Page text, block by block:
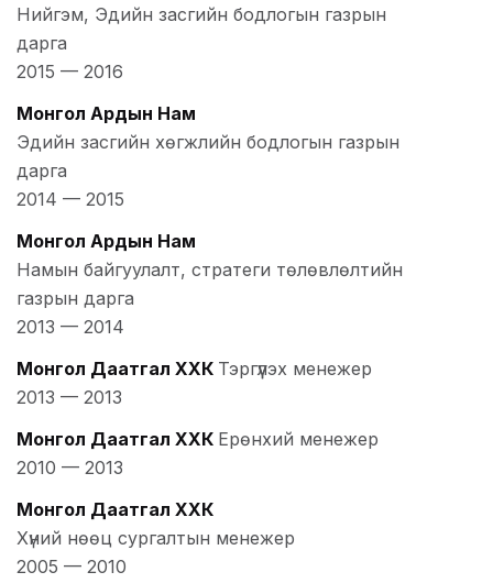
Нийгэм, Эдийн засгийн бодлогын газрын
дарга
2015 — 2016
Монгол Ардын Нам
Эдийн засгийн хөгжлийн бодлогын газрын
дарга
2014 — 2015
Монгол Ардын Нам
Намын байгуулалт, стратеги төлөвлөлтийн
газрын дарга
2013 — 2014
Монгол Даатгал ХХК Тэргүүлэх менежер
2013 — 2013
Монгол Даатгал ХХК Ерөнхий менежер
2010 — 2013
Монгол Даатгал ХХК
Хүний нөөц сургалтын менежер
2005 — 2010